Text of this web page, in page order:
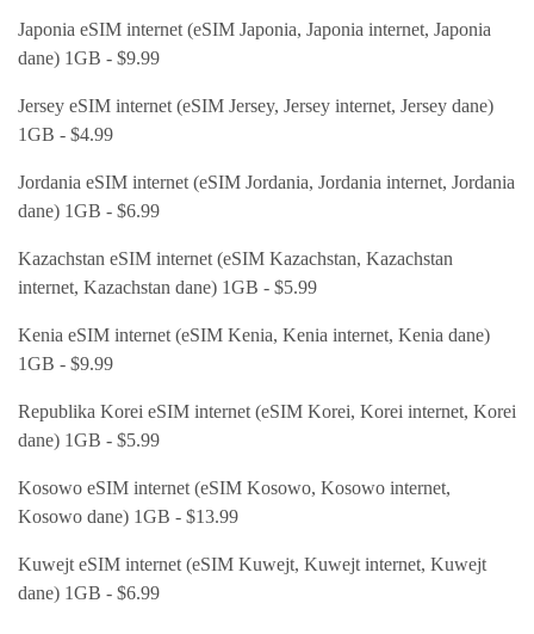
Japonia eSIM internet (eSIM Japonia, Japonia internet, Japonia
dane) 1GB - $9.99
Jersey eSIM internet (eSIM Jersey, Jersey internet, Jersey dane)
1GB - $4.99
Jordania eSIM internet (eSIM Jordania, Jordania internet, Jordania
dane) 1GB - $6.99
Kazachstan eSIM internet (eSIM Kazachstan, Kazachstan
internet, Kazachstan dane) 1GB - $5.99
Kenia eSIM internet (eSIM Kenia, Kenia internet, Kenia dane)
1GB - $9.99
Republika Korei eSIM internet (eSIM Korei, Korei internet, Korei
dane) 1GB - $5.99
Kosowo eSIM internet (eSIM Kosowo, Kosowo internet,
Kosowo dane) 1GB - $13.99
Kuwejt eSIM internet (eSIM Kuwejt, Kuwejt internet, Kuwejt
dane) 1GB - $6.99